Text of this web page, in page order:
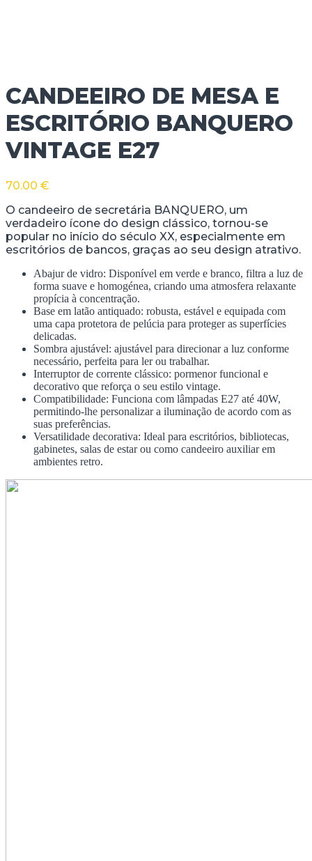
CANDEEIRO DE MESA E
ESCRITÓRIO BANQUERO
VINTAGE E27
70.00 €
O candeeiro de secretária BANQUERO, um
verdadeiro ícone do design clássico, tornou-se
popular no início do século XX, especialmente em
escritórios de bancos, graças ao seu design atrativo.
Abajur de vidro: Disponível em verde e branco, filtra a luz de
forma suave e homogénea, criando uma atmosfera relaxante
propícia à concentração.
Base em latão antiquado: robusta, estável e equipada com
uma capa protetora de pelúcia para proteger as superfícies
delicadas.
Sombra ajustável: ajustável para direcionar a luz conforme
necessário, perfeita para ler ou trabalhar.
Interruptor de corrente clássico: pormenor funcional e
decorativo que reforça o seu estilo vintage.
Compatibilidade: Funciona com lâmpadas E27 até 40W,
permitindo-lhe personalizar a iluminação de acordo com as
suas preferências.
Versatilidade decorativa: Ideal para escritórios, bibliotecas,
gabinetes, salas de estar ou como candeeiro auxiliar em
ambientes retro.